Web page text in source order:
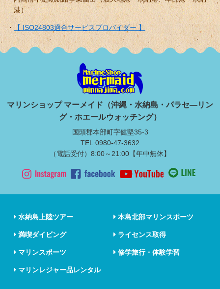
港）
【 ISO24803適合サービスプロバイダー 】
マリンショップ マーメイド（沖縄・水納島・パラセ―リン
グ・ホエールウォッチング）
国頭郡本部町字健堅35-3
TEL:0980-47-3632
（電話受付）8:00～21:00【年中無休】
水納島上陸ツアー 本島北部マリンスポーツ
満喫ダイビング ライセンス取得
マリンスポーツ 修学旅行・体験学習
マリンレジャー品レンタル